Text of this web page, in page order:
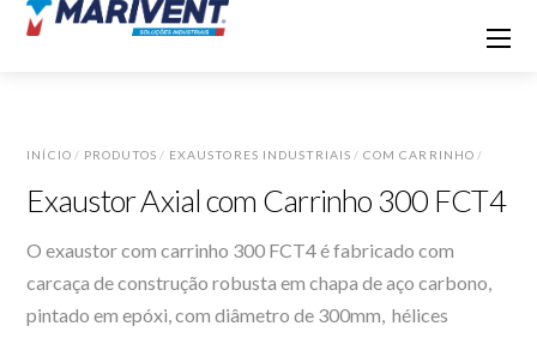
INÍCIO/ PRODUTOS / EXAUSTORES INDUSTRIAIS /COM CARRINHO/
Exaustor Axial com Carrinho 300 FCT4
O exaustor com carrinho 300 FCT4 é fabricado com
carcaça de construção robusta em chapa de aço carbono,
pintado em epóxi, com diâmetro de 300mm, hélices